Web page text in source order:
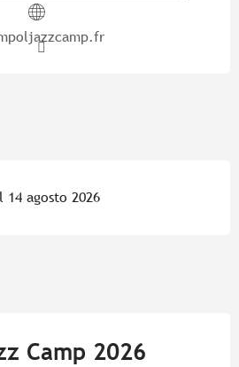
14 agosto 2026
Camp 2026